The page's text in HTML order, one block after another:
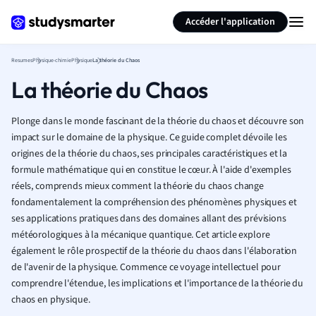
Accéder l'application
ResumesPhysique-chimiePhysiqueLa théorie du Chaos
La théorie du Chaos
Plonge dans le monde fascinant de la théorie du chaos et découvre son
impact sur le domaine de la physique. Ce guide complet dévoile les
origines de la théorie du chaos, ses principales caractéristiques et la
formule mathématique qui en constitue le cœur. À l'aide d'exemples
réels, comprends mieux comment la théorie du chaos change
fondamentalement la compréhension des phénomènes physiques et
ses applications pratiques dans des domaines allant des prévisions
météorologiques à la mécanique quantique. Cet article explore
également le rôle prospectif de la théorie du chaos dans l'élaboration
de l'avenir de la physique. Commence ce voyage intellectuel pour
comprendre l'étendue, les implications et l'importance de la théorie du
chaos en physique.
Résumer la page